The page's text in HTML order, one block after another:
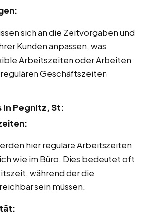
sich an die Zeitvorgaben und
Kunden anpassen, was
Arbeitszeiten oder Arbeiten
Geschäftszeiten
in Pegnitz, St:
hier reguläre Arbeitszeiten
wie im Büro. Dies bedeutet oft
während der die
sein müssen.